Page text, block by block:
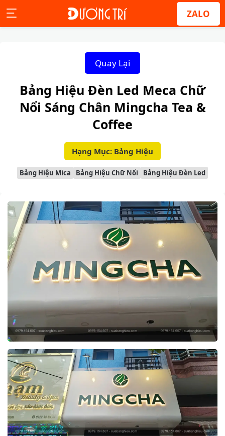
ZALO
Quay Lại
Bảng Hiệu Đèn Led Meca Chữ
Nổi Sáng Chân Mingcha Tea &
Coffee
Hạng Mục: Bảng Hiệu
Bảng Hiệu Mica Bảng Hiệu Chữ Nổi Bảng Hiệu Đèn Led